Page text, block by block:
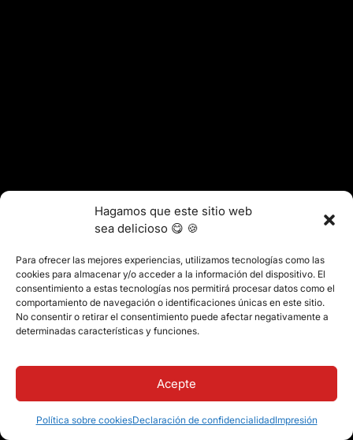
Hagamos que este sitio web
sea delicioso 😋 🍪
Para ofrecer las mejores experiencias, utilizamos tecnologías como las
cookies para almacenar y/o acceder a la información del dispositivo. El
consentimiento a estas tecnologías nos permitirá procesar datos como el
comportamiento de navegación o identificaciones únicas en este sitio.
No consentir o retirar el consentimiento puede afectar negativamente a
determinadas características y funciones.
Acepte
Política sobre cookiesDeclaración de confidencialidadImpresión